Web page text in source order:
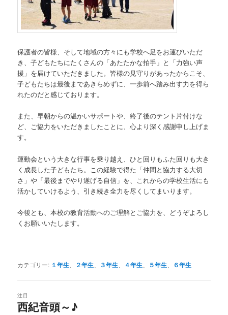
保護者の皆様、そして地域の方々にも学校へ足をお運びいただ
き、子どもたちにたくさんの「あたたかな拍手」と「力強い声
援」を届けていただきました。皆様の見守りがあったからこそ、
子どもたちは最後まであきらめずに、一歩前へ踏み出す力を得ら
れたのだと感じております。
また、早朝からの温かいサポートや、終了後のテント片付けな
ど、ご協力をいただきましたことに、心より深く感謝申し上げま
す。
運動会という大きな行事を乗り越え、ひと回りもふた回りも大き
く成長した子どもたち。この経験で得た「仲間と協力する大切
さ」や「最後までやり遂げる自信」を、これからの学校生活にも
活かしていけるよう、引き続き全力を尽くしてまいります。
今後とも、本校の教育活動へのご理解とご協力を、どうぞよろし
くお願いいたします。
カテゴリー: １年生 ２年生 ３年生 ４年生 ５年生 ６年生
西紀音頭～♪
注目